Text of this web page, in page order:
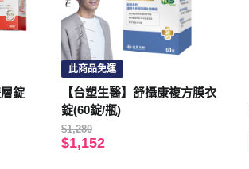
錠
此商品免運
【台塑生醫】舒攝康複方膜衣
錠(60錠/瓶)
$1,280
$1,152